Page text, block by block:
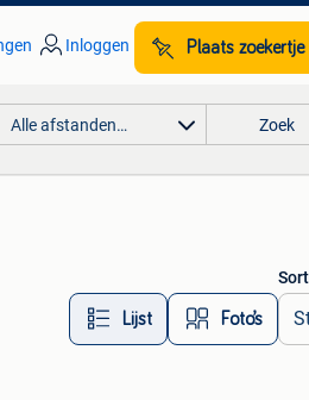
Inloggen Plaats zoekertje
Alle afstanden… Zoek
Lijst Foto’s